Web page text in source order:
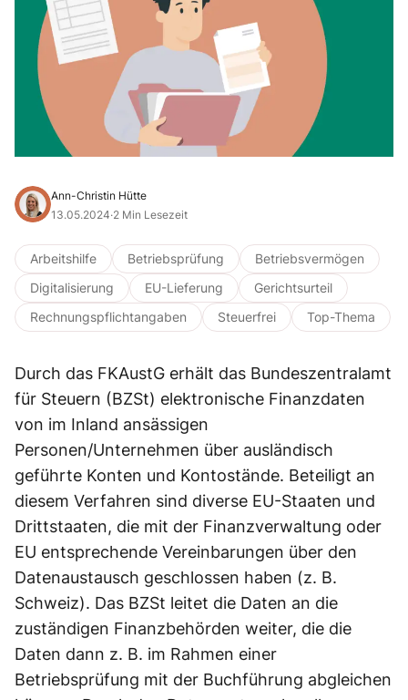
Ann-Christin Hütte
13.05.2024·2 Min Lesezeit
Arbeitshilfe Betriebsprüfung
Betriebsvermögen
Digitalisierung
EU-Lieferung
Gerichtsurteil
Rechnungspflichtangaben
Steuerfrei Top-Thema
Durch das FKAustG erhält das Bundeszentralamt
für Steuern (BZSt) elektronische Finanzdaten
von im Inland ansässigen
Personen/Unternehmen über ausländisch
geführte Konten und Kontostände. Beteiligt an
diesem Verfahren sind diverse EU-Staaten und
Drittstaaten, die mit der Finanzverwaltung oder
EU entsprechende Vereinbarungen über den
Datenaustausch geschlossen haben (z. B.
Schweiz). Das BZSt leitet die Daten an die
zuständigen Finanzbehörden weiter, die die
Daten dann z. B. im Rahmen einer
Betriebsprüfung mit der Buchführung abgleichen